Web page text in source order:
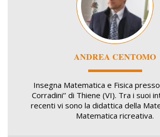
ANDREA CENTOMO
Insegna Matematica e Fisica presso
Corradini’’ di Thiene (VI). Tra i suoi
recenti vi sono la didattica della
Matematica ricreativa.